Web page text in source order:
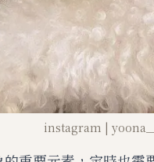
instagram |